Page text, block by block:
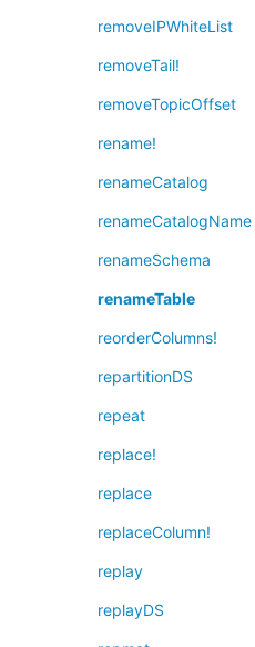
removeIPWhiteList
removeTail!
removeTopicOffset
rename!
renameCatalog
renameCatalogName
renameSchema
renameTable
reorderColumns!
repartitionDS
repeat
replace!
replace
replaceColumn!
replay
replayDS